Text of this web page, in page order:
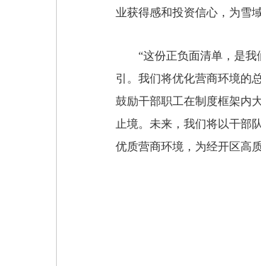
业获得感和投资信心，为雪
“这份正负面清单，是
引。我们将优化营商环境的
鼓励干部职工在制度框架内
止境。未来，我们将以干部
优质营商环境，为经开区高